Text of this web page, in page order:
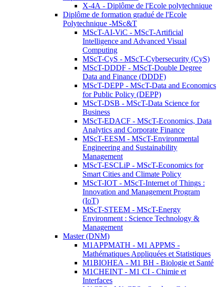
X-4A - Diplôme de l'Ecole polytechnique
Diplôme de formation gradué de l'Ecole
Polytechnique -MSc&T
MScT-AI-ViC - MScT-Artificial
Intelligence and Advanced Visual
Computing
MScT-CyS - MScT-Cybersecurity (CyS)
MScT-DDDF - MScT-Double Degree
Data and Finance (DDDF)
MScT-DEPP - MScT-Data and Economics
for Public Policy (DEPP)
MScT-DSB - MScT-Data Science for
Business
MScT-EDACF - MScT-Economics, Data
Analytics and Corporate Finance
MScT-EESM - MScT-Environmental
Engineering and Sustainability
Management
MScT-ESCLiP - MScT-Economics for
Smart Cities and Climate Policy
MScT-IOT - MScT-Internet of Things :
Innovation and Management Program
(IoT)
MScT-STEEM - MScT-Energy
Environment : Science Technology &
Management
Master (DNM)
M1APPMATH - M1 APPMS -
Mathématiques Appliquées et Statistiques
M1BIOHEA - M1 BH - Biologie et Santé
M1CHEINT - M1 CI - Chimie et
Interfaces